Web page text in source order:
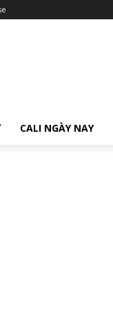
CALI NGÀY NAY